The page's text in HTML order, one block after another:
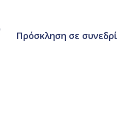
Πρόσκληση σε